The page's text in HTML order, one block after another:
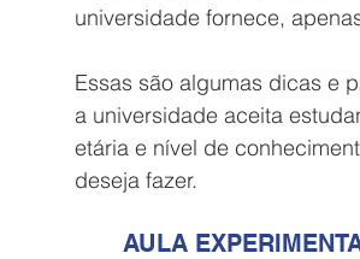
universidade fornece,
Essas são algumas dicas e
a universidade aceita
etária e nível de
deseja fazer.
AULA